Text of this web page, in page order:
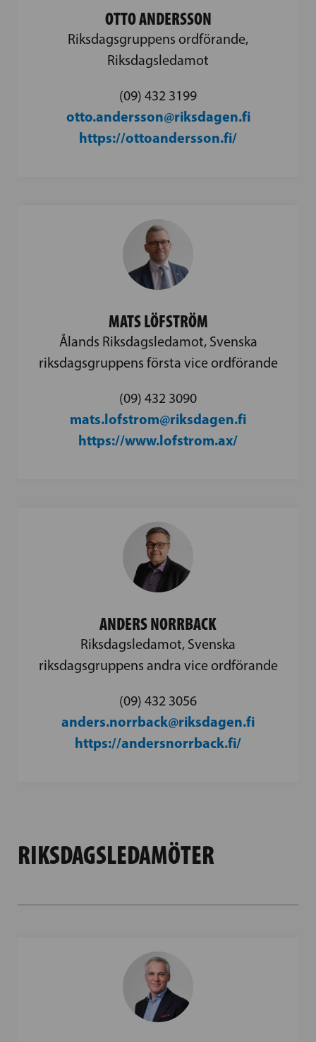
OTTO ANDERSSON
Riksdagsgruppens ordförande,
Riksdagsledamot
(09) 432 3199
otto.andersson@riksdagen.fi
https://ottoandersson.fi/
MATS LÖFSTRÖM
Ålands Riksdagsledamot, Svenska
riksdagsgruppens första vice ordförande
(09) 432 3090
mats.lofstrom@riksdagen.fi
https://www.lofstrom.ax/
ANDERS NORRBACK
Riksdagsledamot, Svenska
riksdagsgruppens andra vice ordförande
(09) 432 3056
anders.norrback@riksdagen.fi
https://andersnorrback.fi/
RIKSDAGSLEDAMÖTER